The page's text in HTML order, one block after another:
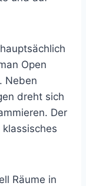
Open
Neben
dreht sich
Der
Räume in